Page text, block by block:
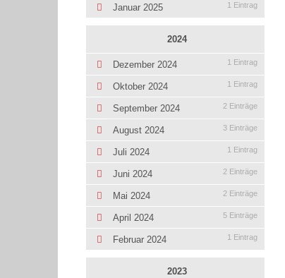
Januar 2025 1 Eintrag
2024
Dezember 2024 1 Eintrag
Oktober 2024 1 Eintrag
September 2024 2 Einträge
August 2024 3 Einträge
Juli 2024 1 Eintrag
Juni 2024 2 Einträge
Mai 2024 2 Einträge
April 2024 5 Einträge
Februar 2024 1 Eintrag
2023